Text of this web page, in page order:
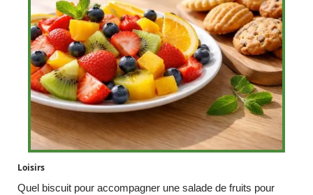
Loisirs
Quel biscuit pour accompagner une salade de fruits pour